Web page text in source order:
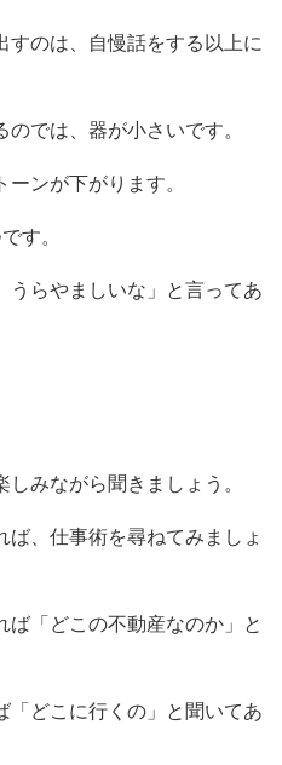
すのは、自慢話をする以上に
では、器が小さいです。
ンが下がります。
す。
うらやましいな」と言ってあ
みながら聞きましょう。
、仕事術を尋ねてみましょ
「どこの不動産なのか」と
「どこに行くの」と聞いてあ